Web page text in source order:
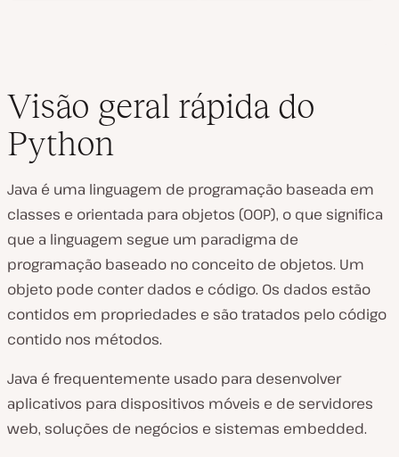
Visão geral rápida do
Python
Java é uma linguagem de programação baseada em
classes e orientada para objetos (OOP), o que significa
que a linguagem segue um paradigma de
programação baseado no conceito de objetos. Um
objeto pode conter dados e código. Os dados estão
contidos em propriedades e são tratados pelo código
contido nos métodos.
Java é frequentemente usado para desenvolver
aplicativos para dispositivos móveis e de servidores
web, soluções de negócios e sistemas embedded.